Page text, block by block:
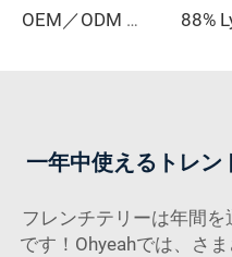
OEM／ODM GRS認証済み 80%リサイクルポリエステル 20%スパンデックス インロック生地 高伸縮性 防水 水分速乾 中肉地
一年中使えるトレン
フレンチテリーは年間
です！Ohyeahでは、さ